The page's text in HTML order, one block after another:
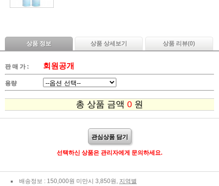
상품 정보 상품 상세보기 상품 리뷰(0)
판 매 가 : 회원공개
용량
총 상품 금액 0 원
관심상품 담기
선택하신 상품은 관리자에게 문의하세요.
배송정보 : 150,000원 미만시 3,850원, 지역별